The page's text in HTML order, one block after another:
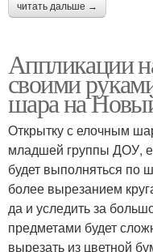
читать дальше →
Аппликации
своими
шара на
Открытку с елочным
младшей группы ДОУ,
будет выполняться по
более вырезанием
да и уследить за
предметами будет
вырезать из цветной